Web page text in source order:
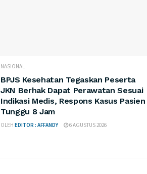
NASIONAL
BPJS Kesehatan Tegaskan Peserta
JKN Berhak Dapat Perawatan Sesuai
Indikasi Medis, Respons Kasus Pasien
Tunggu 8 Jam
OLEH EDITOR : AFFANDY 6 AGUSTUS 2026